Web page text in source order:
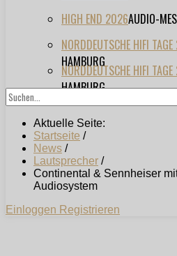
HIGH END 2026AUDIO-
NORDDEUTSCHE HIFI
HAMBURG
NORDDEUTSCHE HIFI
HAMBURG
Aktuelle Seite:
Startseite /
News /
Lautsprecher /
Continental & Sennheiser
Audiosystem
Einloggen Registrieren